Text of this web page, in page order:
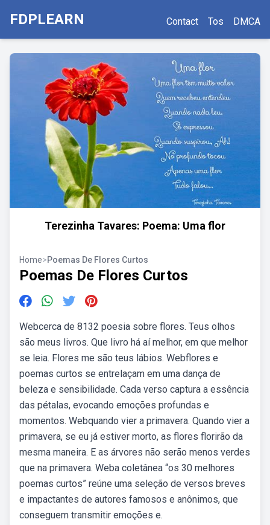
FDPLEARN Contact Tos DMCA
Terezinha Tavares: Poema: Uma flor
Home>Poemas De Flores Curtos
Poemas De Flores Curtos
Webcerca de 8132 poesia sobre flores. Teus olhos
são meus livros. Que livro há aí melhor, em que melhor
se leia. Flores me são teus lábios. Webflores e
poemas curtos se entrelaçam em uma dança de
beleza e sensibilidade. Cada verso captura a essência
das pétalas, evocando emoções profundas e
momentos. Webquando vier a primavera. Quando vier a
primavera, se eu já estiver morto, as flores florirão da
mesma maneira. E as árvores não serão menos verdes
que na primavera. Weba coletânea “os 30 melhores
poemas curtos” reúne uma seleção de versos breves
e impactantes de autores famosos e anônimos, que
conseguem transmitir emoções e.